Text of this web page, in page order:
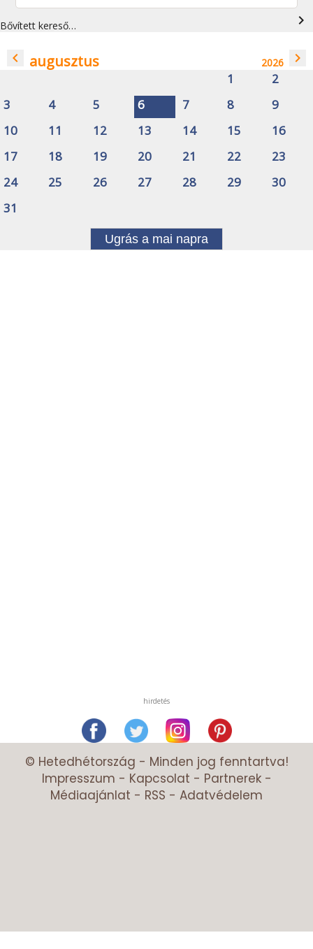
Bővített kereső… navigate_next
navigate_before augusztus 2026 navigate_next
1
2
3
4 5 6 7 8
9
10
11 12 13 14 15
16
17
18 19 20 21 22
23
24
25 26 27 28 29
30
31
Ugrás a mai napra
hirdetés
© Hetedhétország - Minden jog fenntartva!
Impresszum - Kapcsolat - Partnerek-
Médiaajánlat - RSS - Adatvédelem